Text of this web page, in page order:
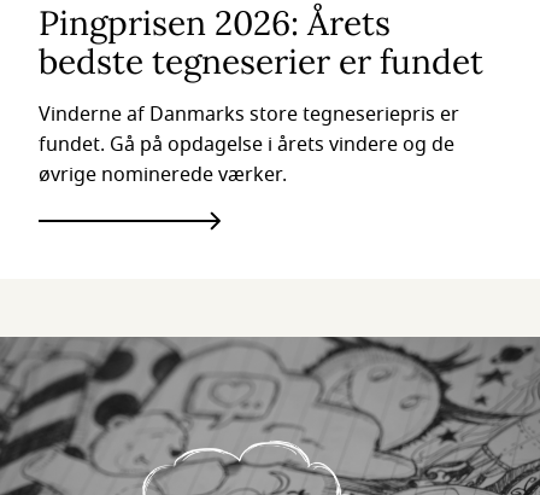
Pingprisen 2026: Årets
bedste tegneserier er fundet
Vinderne af Danmarks store tegneseriepris er
fundet. Gå på opdagelse i årets vindere og de
øvrige nominerede værker.